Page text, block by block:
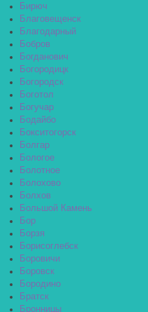
Бирюч
Благовещенск
Благодарный
Бобров
Богданович
Богородицк
Богородск
Боготол
Богучар
Бодайбо
Бокситогорск
Болгар
Бологое
Болотное
Болохово
Болхов
Большой Камень
Бор
Борзя
Борисоглебск
Боровичи
Боровск
Бородино
Братск
Бронницы